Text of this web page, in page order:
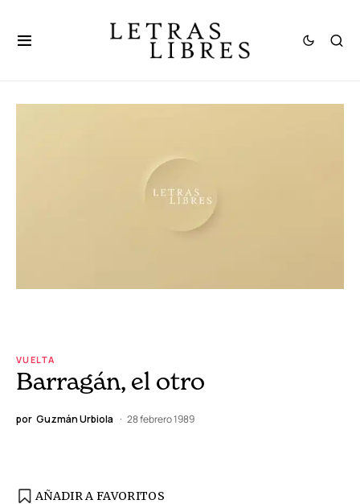
VUELTA
Barragán, el otro
por Guzmán Urbiola 28 febrero 1989
AÑADIR A FAVORITOS